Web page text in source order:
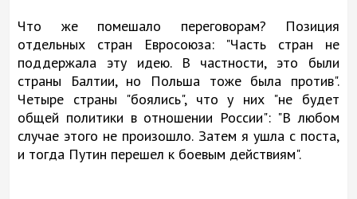
Что же помешало переговорам? Позиция
отдельных стран Евросоюза: "Часть стран не
поддержала эту идею. В частности, это были
страны Балтии, но Польша тоже была против".
Четыре страны "боялись", что у них "не будет
общей политики в отношении России": "В любом
случае этого не произошло. Затем я ушла с поста,
и тогда Путин перешел к боевым действиям".